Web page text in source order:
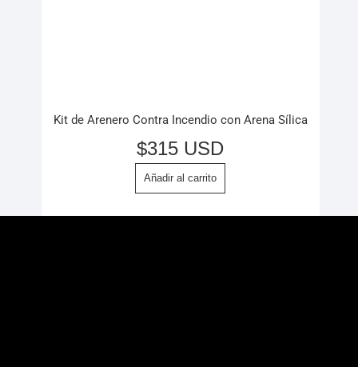
Kit de Arenero Contra Incendio con Arena Sílica
$315 USD
Añadir al carrito